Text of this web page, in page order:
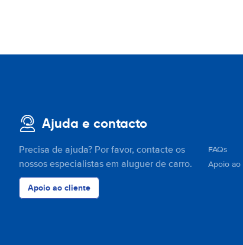
Ajuda e contacto
Precisa de ajuda? Por favor, contacte os
nossos especialistas em aluguer de carro.
Apoio ao cliente
FAQs
Apoio ao